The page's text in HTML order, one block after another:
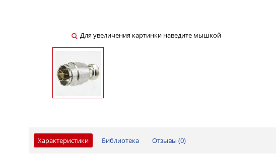
Для увеличения картинки наведите мышкой
Характеристики Библиотека Отзывы (0)